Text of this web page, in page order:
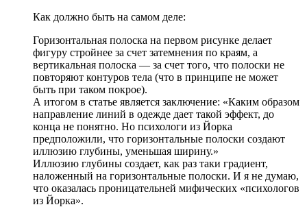
Как должно быть на самом деле:
Горизонтальная полоска на первом рисунке делает
фигуру стройнее за счет затемнения по краям, а
вертикальная полоска — за счет того, что полоски не
повторяют контуров тела (что в принципе не может
быть при таком покрое).
А итогом в статье является заключение: «Каким образом
направление линий в одежде дает такой эффект, до
конца не понятно. Но психологи из Йорка
предположили, что горизонтальные полоски создают
иллюзию глубины, уменьшая ширину.»
Иллюзию глубины создает, как раз таки градиент,
наложенный на горизонтальные полоски. И я не думаю,
что оказалась проницательней мифических «психологов
из Йорка».